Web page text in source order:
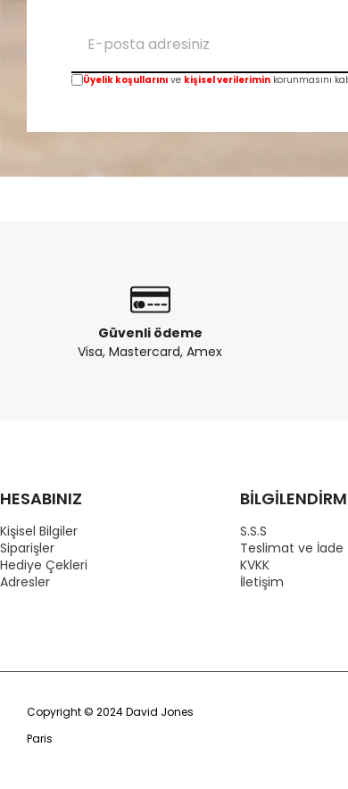
Üyelik koşullarını ve kişisel verilerimin korunmasını
Güvenli ödeme
Visa, Mastercard, Amex
HESABINIZ
Kişisel Bilgiler
Siparişler
Hediye Çekleri
Adresler
S.S.S
Teslimat ve İade
KVKK
İletişim
Copyright © 2024 David Jones
Paris